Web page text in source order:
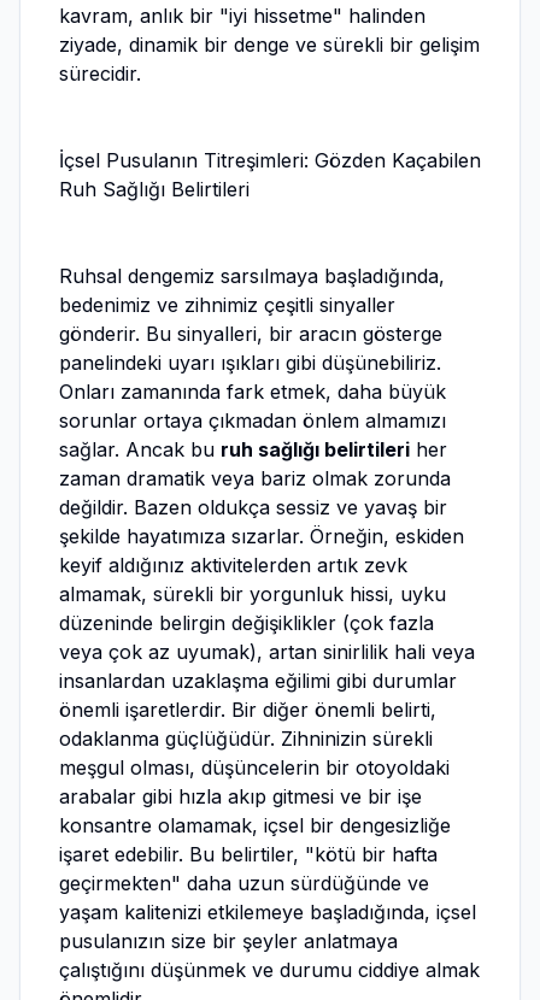
kavram, anlık bir "iyi hissetme" halinden
ziyade, dinamik bir denge ve sürekli bir gelişim
sürecidir.
İçsel Pusulanın Titreşimleri: Gözden Kaçabilen
Ruh Sağlığı Belirtileri
Ruhsal dengemiz sarsılmaya başladığında,
bedenimiz ve zihnimiz çeşitli sinyaller
gönderir. Bu sinyalleri, bir aracın gösterge
panelindeki uyarı ışıkları gibi düşünebiliriz.
Onları zamanında fark etmek, daha büyük
sorunlar ortaya çıkmadan önlem almamızı
sağlar. Ancak bu ruh sağlığı belirtileri her
zaman dramatik veya bariz olmak zorunda
değildir. Bazen oldukça sessiz ve yavaş bir
şekilde hayatımıza sızarlar. Örneğin, eskiden
keyif aldığınız aktivitelerden artık zevk
almamak, sürekli bir yorgunluk hissi, uyku
düzeninde belirgin değişiklikler (çok fazla
veya çok az uyumak), artan sinirlilik hali veya
insanlardan uzaklaşma eğilimi gibi durumlar
önemli işaretlerdir. Bir diğer önemli belirti,
odaklanma güçlüğüdür. Zihninizin sürekli
meşgul olması, düşüncelerin bir otoyoldaki
arabalar gibi hızla akıp gitmesi ve bir işe
konsantre olamamak, içsel bir dengesizliğe
işaret edebilir. Bu belirtiler, "kötü bir hafta
geçirmekten" daha uzun sürdüğünde ve
yaşam kalitenizi etkilemeye başladığında, içsel
pusulanızın size bir şeyler anlatmaya
çalıştığını düşünmek ve durumu ciddiye almak